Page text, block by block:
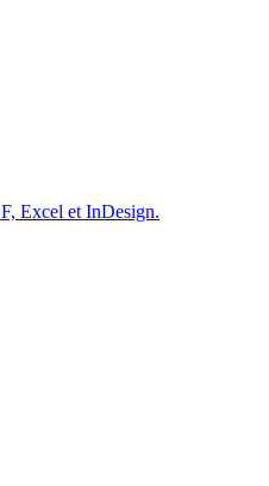
Excel et InDesign.